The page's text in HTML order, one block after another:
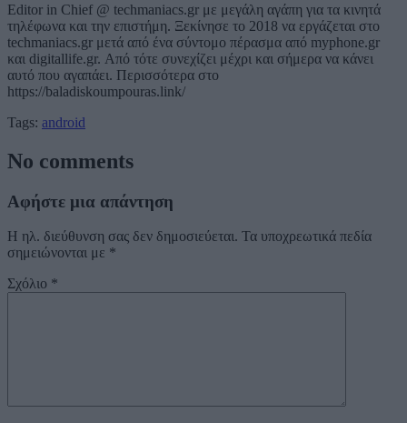
Editor in Chief @ techmaniacs.gr με μεγάλη αγάπη για τα κινητά
τηλέφωνα και την επιστήμη. Ξεκίνησε το 2018 να εργάζεται στο
techmaniacs.gr μετά από ένα σύντομο πέρασμα από myphone.gr
και digitallife.gr. Από τότε συνεχίζει μέχρι και σήμερα να κάνει
αυτό που αγαπάει. Περισσότερα στο
https://baladiskoumpouras.link/
Tags: android
No comments
Αφήστε μια απάντηση
Η ηλ. διεύθυνση σας δεν δημοσιεύεται. Τα υποχρεωτικά πεδία
σημειώνονται με *
Σχόλιο *